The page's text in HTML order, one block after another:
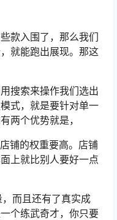
款入围了，那么我们
就能跑出展现。那这
搜索来操作我们选出
式，就是要针对单一
两个优势就是，
铺的权重要高。店铺
上就比别人要好一点
而且还有了真实成
个练武奇才，你只要